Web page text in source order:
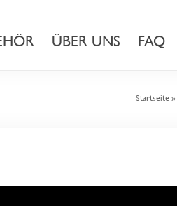
ÜBER UNS FAQ
Startseite»